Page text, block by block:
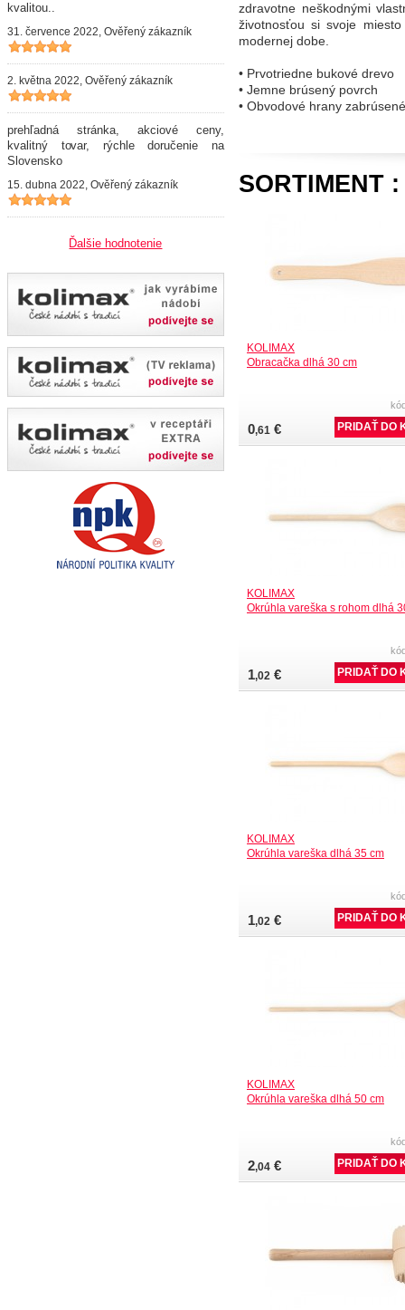
zdravotne neškodnými
životnosťou si svoje
modernej dobe.
• Prvotriedne bukové drevo
• Jemne brúsený povrch
• Obvodové hrany
SORTIMENT
KOLIMAX
Obracačka dlhá 30 cm
0,61 €
KOLIMAX
Okrúhla vareška s rohom dlhá
1,02 €
KOLIMAX
Okrúhla vareška dlhá 35 cm
1,02 €
KOLIMAX
Okrúhla vareška dlhá 50 cm
2,04 €
kvalitou..
31. července 2022, Ověřený zákazník
2. května 2022, Ověřený zákazník
prehľadná stránka, akciové ceny,
kvalitný tovar, rýchle doručenie na
Slovensko
15. dubna 2022, Ověřený zákazník
Ďalšie hodnotenie